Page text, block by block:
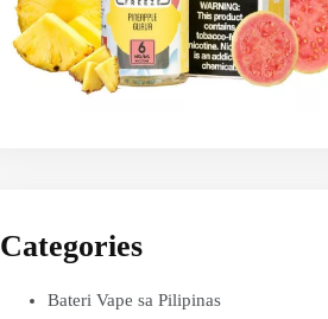
Categories
Bateri Vape sa Pilipinas